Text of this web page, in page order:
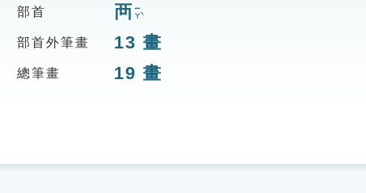
部首 襾ㄧㄚˋ
部首外筆畫 13 畫
總筆畫 19 畫